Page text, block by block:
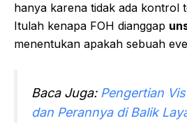
hanya karena tidak ada kontrol
Itulah kenapa FOH dianggap
menentukan apakah sebuah
Baca Juga: Pengertian
dan Perannya di Balik